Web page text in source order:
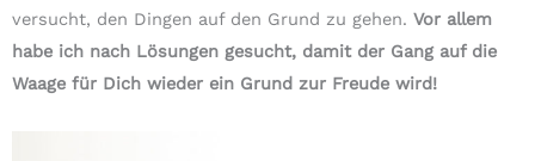
versucht, den Dingen auf den Grund zu gehen. Vor allem
habe ich nach Lösungen gesucht, damit der Gang auf die
Waage für Dich wieder ein Grund zur Freude wird!